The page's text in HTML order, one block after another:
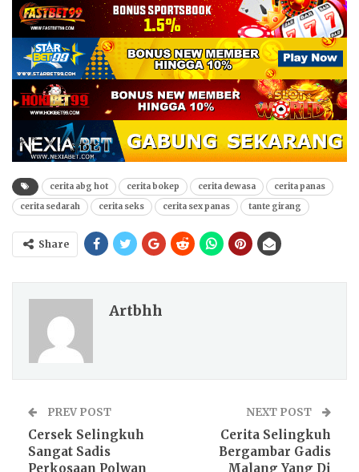
cerita abg hot cerita bokep cerita dewasa
cerita panas
cerita sedarah
cerita seks cerita sex panas tante girang
Share
Artbhh
PREV POST
Cersek Selingkuh
Sangat Sadis
Perkosaan Polwan
NEXT POST
Cerita Selingkuh
Bergambar Gadis
Malang Yang Di